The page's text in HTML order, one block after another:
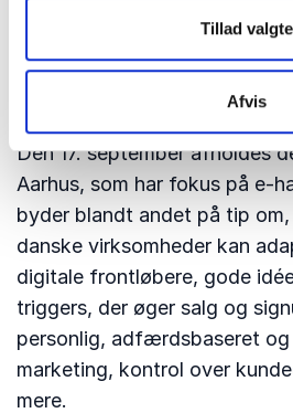
Tillad valgte
Afvis
kollegaer fra regioner,
andre offentlige
Den 17. september afholdes
Aarhus, som har fokus på e-
byder blandt andet på tip
danske virksomheder kan
digitale frontløbere, gode
triggers, der øger salg og
personlig, adfærdsbaseret
marketing, kontrol over
mere.